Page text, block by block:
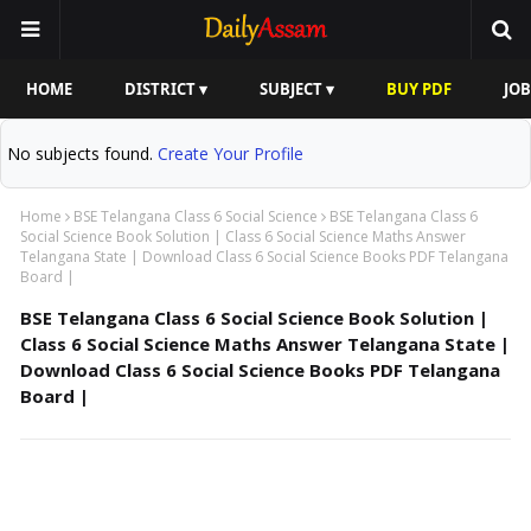
HOME DISTRICT ▾ SUBJECT ▾ BUY PDF
No subjects found. Create Your Profile
Home BSE Telangana Class 6 Social Science
BSE Telangana Class 6
Social Science Book Solution | Class 6 Social Science Maths Answer
Telangana State | Download Class 6 Social Science Books PDF Telangana
Board |
BSE Telangana Class 6 Social Science Book Solution |
Class 6 Social Science Maths Answer Telangana State |
Download Class 6 Social Science Books PDF Telangana
Board |